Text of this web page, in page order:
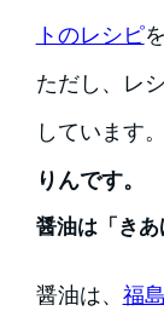
トのレシピ
ただし、レ
しています。
りんです。
醤油は「きあ
醤油は、 福